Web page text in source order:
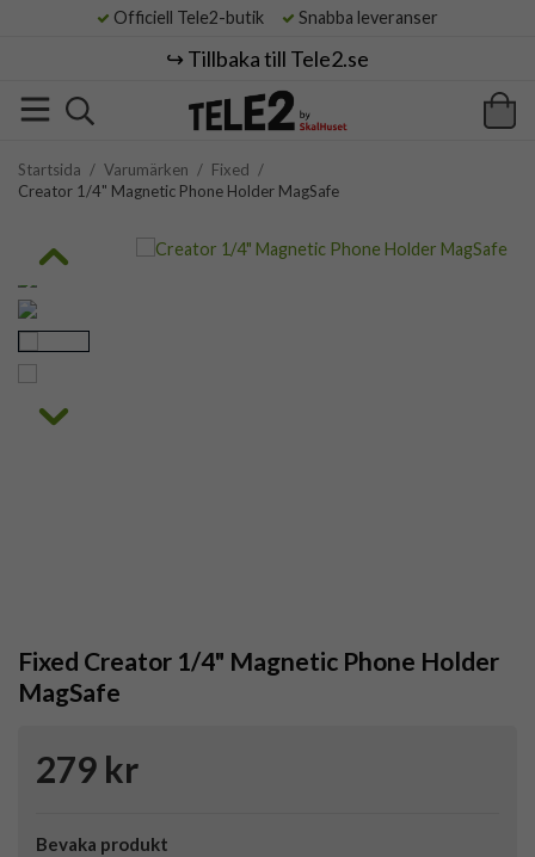
Officiell Tele2-butik Snabba leveranser
↪️ Tillbaka till Tele2.se
Startsida / Varumärken / Fixed /
Creator 1/4" Magnetic Phone Holder MagSafe
Fixed Creator 1/4" Magnetic Phone Holder
MagSafe
279 kr
Bevaka produkt